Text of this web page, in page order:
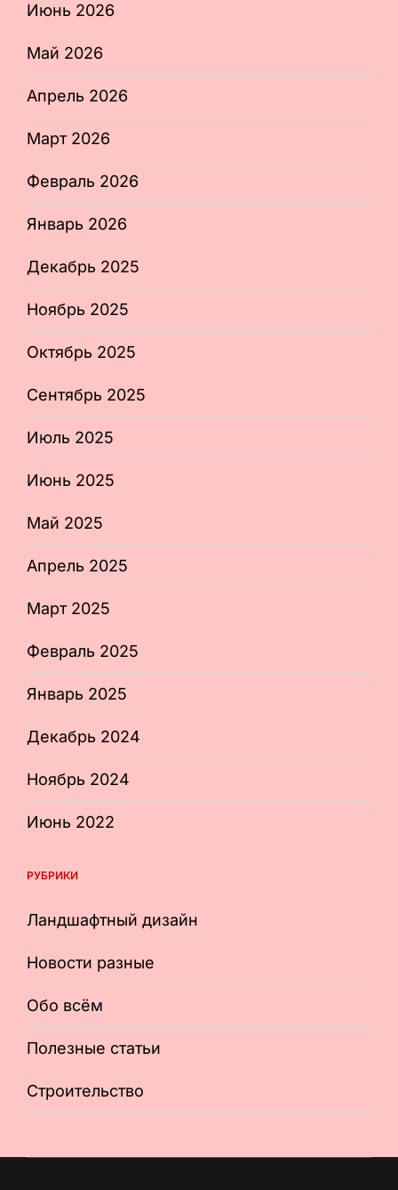
Июнь 2026
Май 2026
Апрель 2026
Март 2026
Февраль 2026
Январь 2026
Декабрь 2025
Ноябрь 2025
Октябрь 2025
Сентябрь 2025
Июль 2025
Июнь 2025
Май 2025
Апрель 2025
Март 2025
Февраль 2025
Январь 2025
Декабрь 2024
Ноябрь 2024
Июнь 2022
РУБРИКИ
Ландшафтный дизайн
Новости разные
Обо всём
Полезные статьи
Строительство